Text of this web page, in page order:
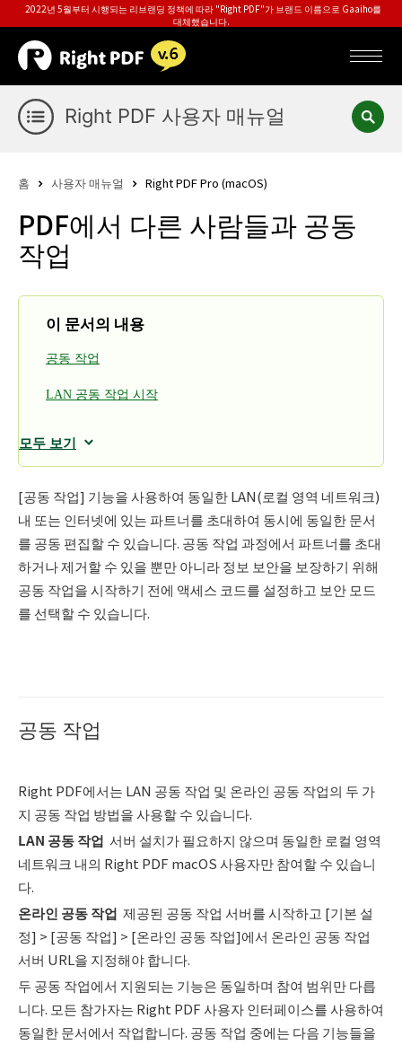
2022년 5월부터 시행되는 리브랜딩 정책에 따라 "Right PDF"가 브랜드 이름으로 Gaaiho를
대체했습니다.
Right PDF 사용자 매뉴얼
홈 사용자 매뉴얼 Right PDF Pro (macOS)
PDF에서 다른 사람들과 공동
작업
이 문서의 내용
공동 작업
LAN 공동 작업 시작
모두 보기
[공동 작업] 기능을 사용하여 동일한 LAN(로컬 영역 네트워크)
내 또는 인터넷에 있는 파트너를 초대하여 동시에 동일한 문서
를 공동 편집할 수 있습니다. 공동 작업 과정에서 파트너를 초대
하거나 제거할 수 있을 뿐만 아니라 정보 보안을 보장하기 위해
공동 작업을 시작하기 전에 액세스 코드를 설정하고 보안 모드
를 선택할 수 있습니다.
공동 작업
Right PDF에서는 LAN 공동 작업 및 온라인 공동 작업의 두 가
지 공동 작업 방법을 사용할 수 있습니다.
LAN 공동 작업 서버 설치가 필요하지 않으며 동일한 로컬 영역
네트워크 내의 Right PDF macOS 사용자만 참여할 수 있습니
다.
온라인 공동 작업 제공된 공동 작업 서버를 시작하고 [기본 설
정] > [공동 작업] > [온라인 공동 작업]에서 온라인 공동 작업
서버 URL을 지정해야 합니다.
두 공동 작업에서 지원되는 기능은 동일하며 참여 범위만 다릅
니다. 모든 참가자는 Right PDF 사용자 인터페이스를 사용하여
동일한 문서에서 작업합니다. 공동 작업 중에는 다음 기능들을